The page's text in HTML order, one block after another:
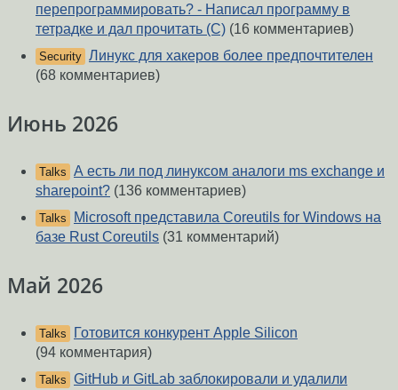
перепрограммировать? - Написал программу в
тетрадке и дал прочитать (С) (16 комментариев)
Security Линукс для хакеров более предпочтителен
(68 комментариев)
Июнь 2026
Talks А есть ли под линуксом аналоги ms exchange и
sharepoint? (136 комментариев)
Talks
Microsoft представила Coreutils for Windows на
базе Rust Coreutils (31 комментарий)
Май 2026
Talks
Готовится конкурент Apple Silicon
(94 комментария)
Talks GitHub и GitLab заблокировали и удалили